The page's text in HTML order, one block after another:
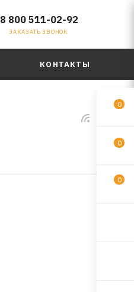
8 800 511-02-92
ЗАКАЗАТЬ ЗВОНОК
КОНТАКТЫ
0
0
0